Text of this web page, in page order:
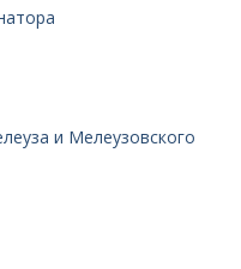
и Мелеузовского